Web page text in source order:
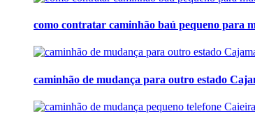
como contratar caminhão baú pequeno para
caminhão de mudança para outro estado